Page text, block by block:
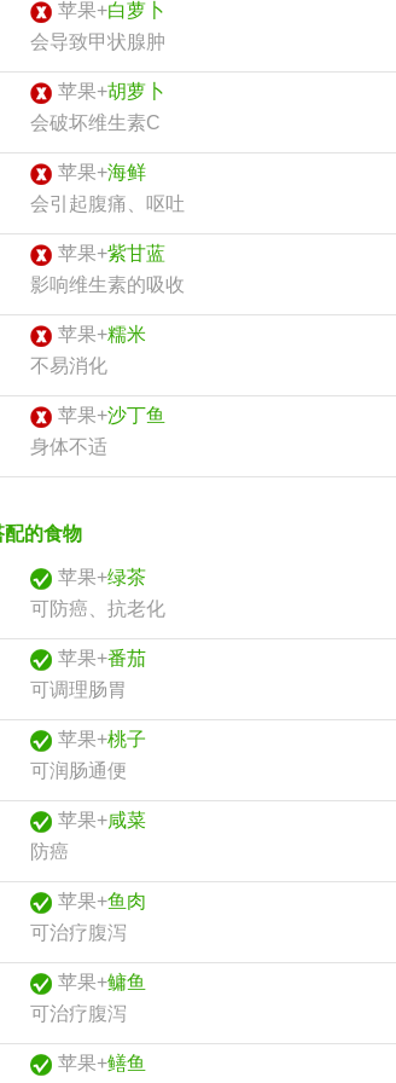
苹果+白萝卜
会导致甲状腺肿
苹果+胡萝卜
会破坏维生素C
苹果+海鲜
会引起腹痛、呕吐
苹果+紫甘蓝
影响维生素的吸收
苹果+糯米
不易消化
苹果+沙丁鱼
身体不适
配的食物
苹果+绿茶
可防癌、抗老化
苹果+番茄
可调理肠胃
苹果+桃子
可润肠通便
苹果+咸菜
防癌
苹果+鱼肉
可治疗腹泻
苹果+鳙鱼
可治疗腹泻
苹果+鳝鱼